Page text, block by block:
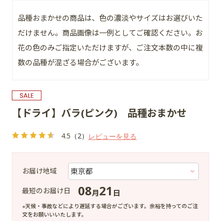
【ドライ】バラ(ピンク) 品種おまかせ
お届け地域
最短のお届け日 08月21 日
※天候・事故などにより遅延する場合がございます。余裕を持ってのご注
文をお願いいいたします。
品種おまかせの商品は、色の濃淡やサイズはお選びいた
だけません。商品画像は一例としてご確認ください。お
花の色のみご指定いただけますが、ご注文本数の中に複
数の品種が混ざる場合がございます。
4.5 （2） レビューを見る